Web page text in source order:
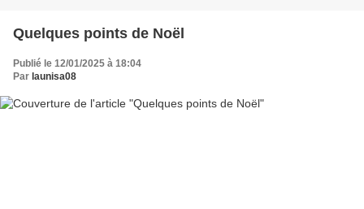
Quelques points de Noël
Publié le 12/01/2025 à 18:04
Par launisa08